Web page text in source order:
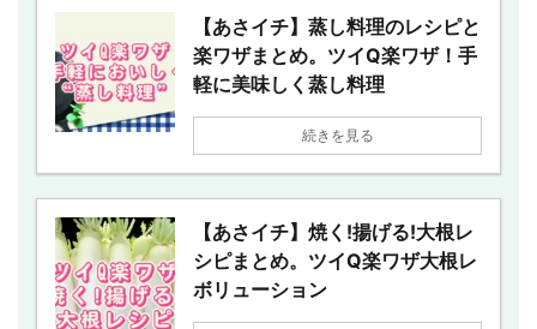
【あさイチ】蒸し料理のレシピと
楽ワザまとめ。ツイQ楽ワザ！手
軽に美味しく蒸し料理
続きを見る
【あさイチ】焼く!揚げる!大根レ
シピまとめ。ツイQ楽ワザ大根レ
ボリューション